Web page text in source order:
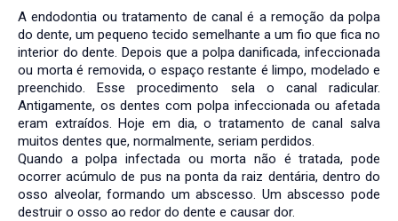
A endodontia ou tratamento de canal é a remoção da polpa
do dente, um pequeno tecido semelhante a um fio que fica no
interior do dente. Depois que a polpa danificada, infeccionada
ou morta é removida, o espaço restante é limpo, modelado e
preenchido. Esse procedimento sela o canal radicular.
Antigamente, os dentes com polpa infeccionada ou afetada
eram extraídos. Hoje em dia, o tratamento de canal salva
muitos dentes que, normalmente, seriam perdidos.
Quando a polpa infectada ou morta não é tratada, pode
ocorrer acúmulo de pus na ponta da raiz dentária, dentro do
osso alveolar, formando um abscesso. Um abscesso pode
destruir o osso ao redor do dente e causar dor.